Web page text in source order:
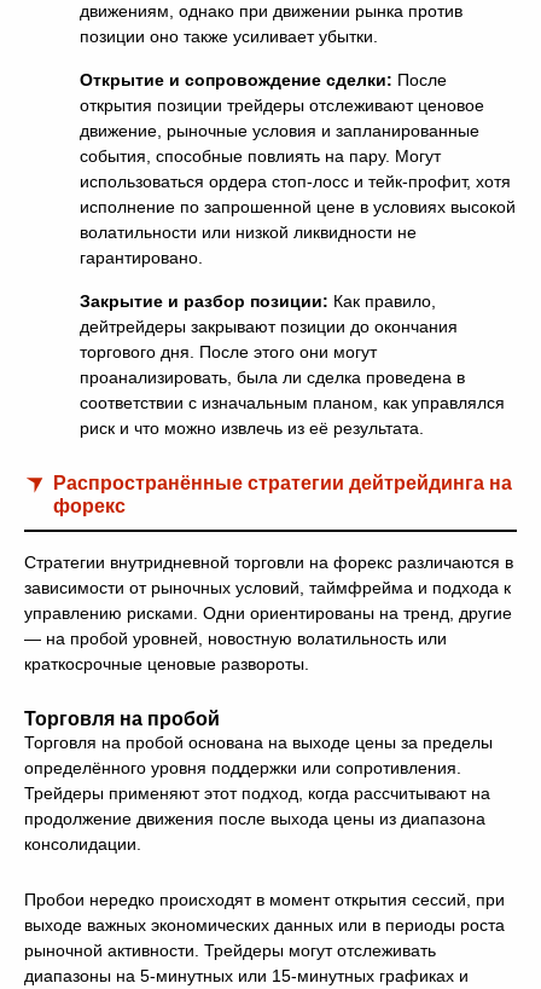
движениям, однако при движении рынка против
позиции оно также усиливает убытки.
Открытие и сопровождение сделки: После
открытия позиции трейдеры отслеживают ценовое
движение, рыночные условия и запланированные
события, способные повлиять на пару. Могут
использоваться ордера стоп-лосс и тейк-профит, хотя
исполнение по запрошенной цене в условиях высокой
волатильности или низкой ликвидности не
гарантировано.
Закрытие и разбор позиции: Как правило,
дейтрейдеры закрывают позиции до окончания
торгового дня. После этого они могут
проанализировать, была ли сделка проведена в
соответствии с изначальным планом, как управлялся
риск и что можно извлечь из её результата.
Распространённые стратегии дейтрейдинга на
форекс
Стратегии внутридневной торговли на форекс различаются в
зависимости от рыночных условий, таймфрейма и подхода к
управлению рисками. Одни ориентированы на тренд, другие
— на пробой уровней, новостную волатильность или
краткосрочные ценовые развороты.
Торговля на пробой
Торговля на пробой основана на выходе цены за пределы
определённого уровня поддержки или сопротивления.
Трейдеры применяют этот подход, когда рассчитывают на
продолжение движения после выхода цены из диапазона
консолидации.
Пробои нередко происходят в момент открытия сессий, при
выходе важных экономических данных или в периоды роста
рыночной активности. Трейдеры могут отслеживать
диапазоны на 5-минутных или 15-минутных графиках и